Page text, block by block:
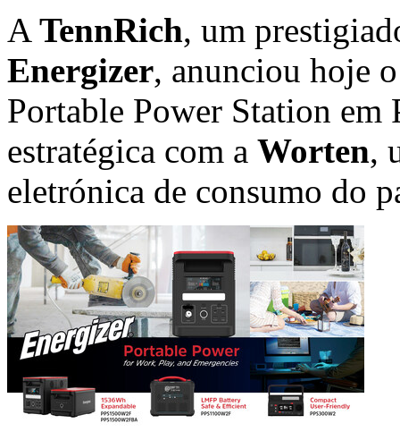
A TennRich, um
Energizer, anunciou hoje
Portable Power Station em
estratégica com a Worten,
eletrónica de consumo do